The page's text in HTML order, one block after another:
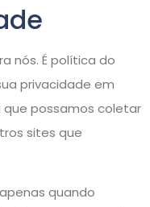
nós. É política do
privacidade em
possamos coletar
sites que
quando